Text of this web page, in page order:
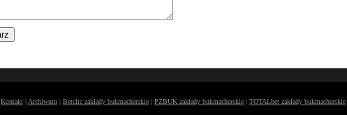
Kontakt | Archiwum | Betclic zakłady bukmacherskie | PZBUK zakłady bukmacherskie | TOTALbet zakłady bukmacherskie